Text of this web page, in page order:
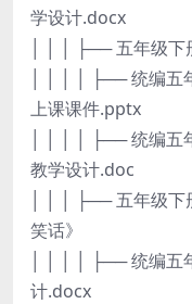
学设计.docx
│ │ │ ├── 五年级下
│ │ │ │ ├── 统编五
上课课件.pptx
│ │ │ │ ├── 统编五
教学设计.doc
│ │ │ ├── 五年级
笑话》
│ │ │ │ ├── 统编五
计.docx